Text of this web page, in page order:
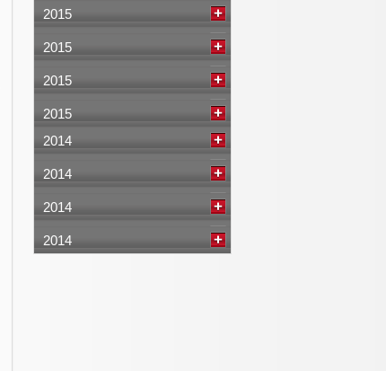
2015
2015
2015
2015
2014
2014
2014
2014